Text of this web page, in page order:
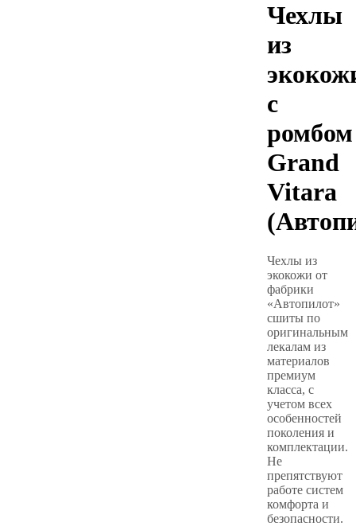
Чехлы
из
с
ромбом
Grand
Vitara
Чехлы из
экокожи от
фабрики
«Автопилот»
сшиты по
оригинальным
лекалам из
материалов
премиум
класса, с
учетом всех
особенностей
поколения и
комплектации.
Не
препятствуют
работе систем
комфорта и
безопасности.